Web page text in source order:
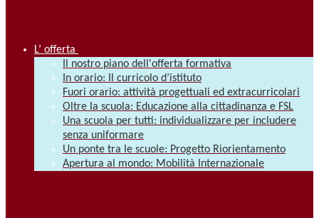
L’ offerta
Il nostro piano dell'offerta formativa
In orario: Il curricolo d’istituto
Fuori orario: attività progettuali ed extracurricolari
Oltre la scuola: Educazione alla cittadinanza e FSL
Una scuola per tutti: individualizzare per includere
senza uniformare
Un ponte tra le scuole: Progetto Riorientamento
Apertura al mondo: Mobilità Internazionale